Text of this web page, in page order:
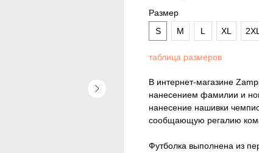
Размер
S
M L XL
таблица размеров
В интернет-магазине
нанесением фамилии и
нанесение нашивки
сообщающую регалию
Футболка выполнена из